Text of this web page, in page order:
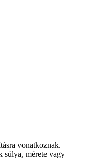
vonatkoznak.
súlya, mérete vagy